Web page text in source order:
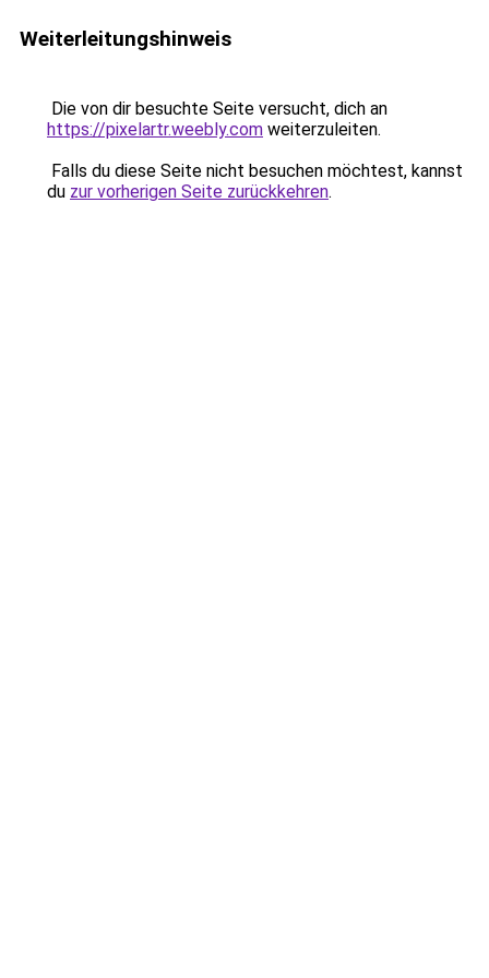
Weiterleitungshinweis
Die von dir besuchte Seite versucht, dich an
https://pixelartr.weebly.com weiterzuleiten.
Falls du diese Seite nicht besuchen möchtest, kannst
du zur vorherigen Seite zurückkehren.